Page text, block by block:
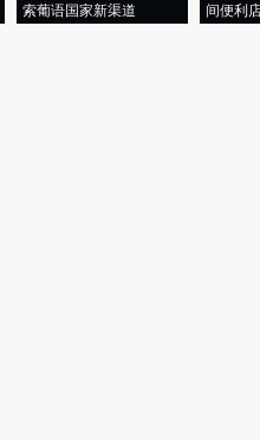
索葡语国家新渠道
间便利